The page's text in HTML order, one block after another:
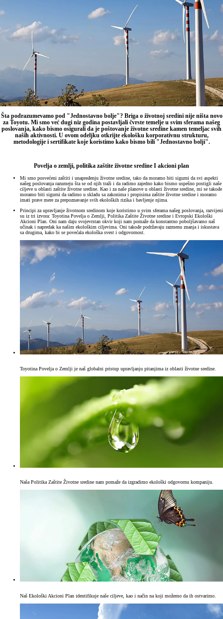
Šta podrazumevamo pod "Jednostavno bolje"? Briga o životnoj sredini nije ništa novo
za Toyotu. Mi smo već dugi niz godina postavljali čvrste temelje u svim sferama našeg
poslovanja, kako bismo osigurali da je poštovanje životne sredine kamen temeljac svih
naših aktivnosti. U ovom odeljku otkrijte ekološku korporativnu strukturu,
metodologije i sertifikate koje koristimo kako bismo bili "Jednostavno bolji".
Povelja o zemlji, politika zaštite životne sredine I akcioni plan
Mi smo posvećeni zaštiti i unapređenju životne sredine, tako da moramo biti sigurni da svi aspekti
našeg poslovanja razumeju šta se od njih traži i da radimo zajedno kako bismo uspešno postigli naše
ciljeve u oblasti zaštite životne sredine. Kao i za naše planove u oblasti životne sredine, mi se takođe
moramo biti sigurni da radimo u skladu sa zakonima i propisima zaštite životne sredine i moramo
imati prave mere za prepoznavanje svih ekoloških rizika i bavljenje njima.
Principi za upravljanje životnom sredinom koje koristimo u svim sferama našeg poslovanja, razvijeni
su iz tri izvora: Toyotina Povelja o Zemlji, Politika Zaštite Životne sredine i Evropski Ekološki
Akcioni Plan. Oni nam daju svojevrstan okvir koji nam pomaže da konstantno poboljšavamo naš
učinak i napredak ka našim ekološkim ciljevima. Oni takođe podržavaju razmenu znanja i iskustava
sa drugima, kako bi se povećala ekološka svest i odgovornost.
Toyotina Povelja o Zemlji je naš globalni pristup upravljanju pitanjima iz oblasti životne sredine.
Naša Politika Zaštite Životne sredine nam pomaže da izgradimo ekološki odgovornu kompaniju.
Naš Ekološki Akcioni Plan identifikuje naše ciljeve, kao i način na koji možemo da ih ostvarimo.